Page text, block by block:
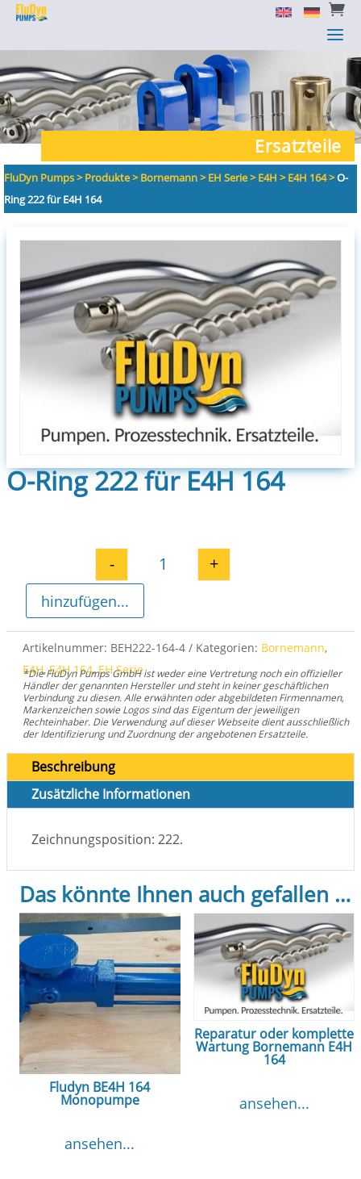

a

a
Ersatzteile
FluDyn Pumps>Produkte>Bornemann>EH Serie>E4H >E4H 164>O-
Ring 222 für E4H 164
O-Ring 222 für E4H 164
O-Ring 222 für E4H 164 Menge
- +
hinzufügen...
Artikelnummer: BEH222-164-4 Kategorien: Bornemann,
E4H,E4H 164,EH Serie
*Die FluDyn Pumps GmbH ist weder eine Vertretung noch ein offizieller
Händler der genannten Hersteller und steht in keiner geschäftlichen
Verbindung zu diesen. Alle erwähnten oder abgebildeten Firmennamen,
Markenzeichen sowie Logos sind das Eigentum der jeweiligen
Rechteinhaber. Die Verwendung auf dieser Webseite dient ausschließlich
der Identifizierung und Zuordnung der angebotenen Ersatzteile.
Beschreibung
Zusätzliche Informationen
Zeichnungsposition: 222.
Das könnte Ihnen auch gefallen …
Fludyn BE4H 164
Monopumpe
ansehen...
Reparatur oder komplette
Wartung Bornemann E4H
164
ansehen...